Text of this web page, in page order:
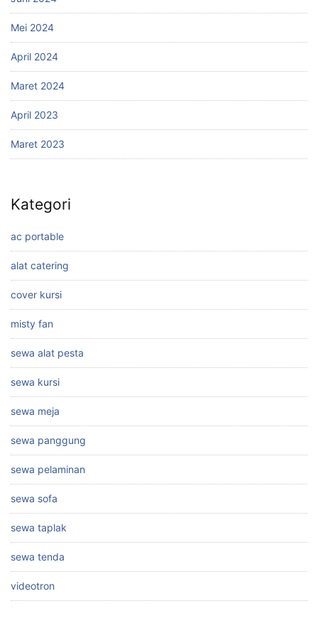
Mei 2024
April 2024
Maret 2024
April 2023
Maret 2023
Kategori
ac portable
alat catering
cover kursi
misty fan
sewa alat pesta
sewa kursi
sewa meja
sewa panggung
sewa pelaminan
sewa sofa
sewa taplak
sewa tenda
videotron